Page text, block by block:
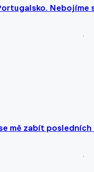
Nebojíme
mě zabít